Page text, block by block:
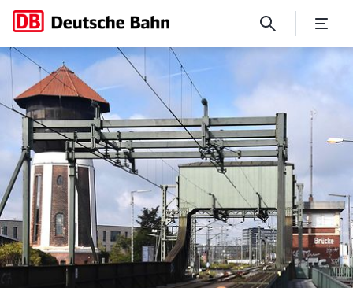
Einschränkungen im